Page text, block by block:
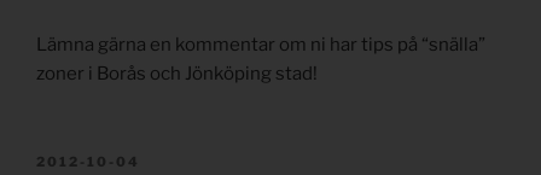
Lämna gärna en kommentar om ni har tips på “snälla”
zoner i Borås och Jönköping stad!
PUBLICERAT
2012-10-04